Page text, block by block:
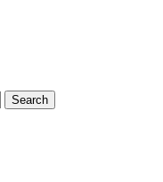
Search